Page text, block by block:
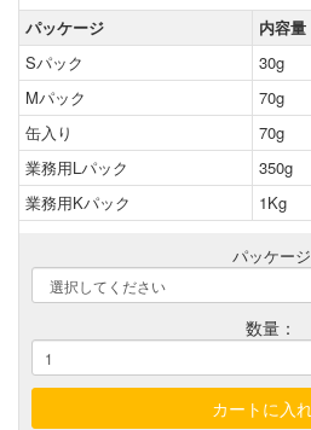
パッケージ 内容量
Sパック
30g
Mパック
70g
缶入り
70g
業務用Lパック
350g
業務用Kパック
1Kg
パッケージ
数量：